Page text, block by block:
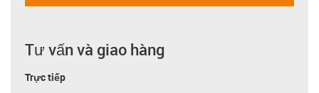
Tư vấn và giao hàng
Trực tiếp